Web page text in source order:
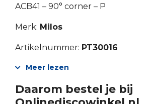
ACB41 – 90° corner – P
Merk: Milos
Artikelnummer: PT30016
Meer lezen
Daarom bestel je bij